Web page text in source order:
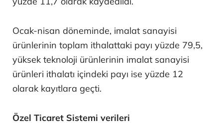
Ocak-nisan döneminde, imalat sanayisi
ürünlerinin toplam ithalattaki payı yüzde 79,5,
yüksek teknoloji ürünlerinin imalat sanayisi
ürünleri ithalatı içindeki payı ise yüzde 12
olarak kayıtlara geçti.
Özel Ticaret Sistemi verileri